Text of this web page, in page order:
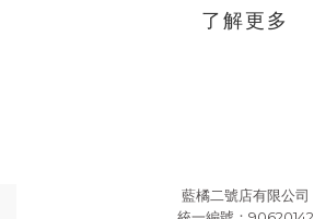
了解更多
藍橘二號店有限公司